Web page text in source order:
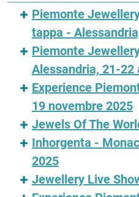
Piemonte
tappa -
Piemonte
Alessandria, 21-22
Experience
19 novembre 2025
Jewels Of The
Inhorgenta -
2025
Jewellery Live